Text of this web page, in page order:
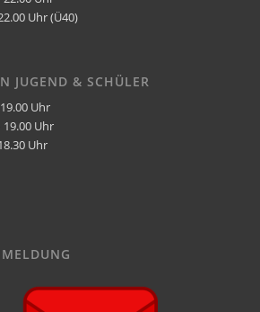
Uhr (Ü40)
JUGEND & SCHÜLER
Uhr
19.00 Uhr
Uhr